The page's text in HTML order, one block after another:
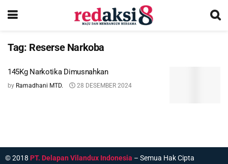
Tag: Reserse Narkoba
145Kg Narkotika Dimusnahkan
by Ramadhani MTD. 28 DESEMBER 2024
© 2018 PT. Delapan Vilandux Indonesia – Semua Hak Cipta